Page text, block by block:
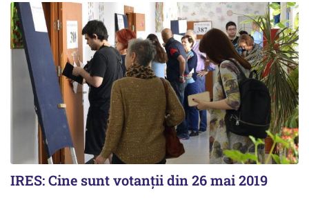
IRES: Cine sunt votanții din 26 mai 2019